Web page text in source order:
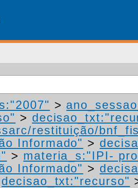
>
>
restituição/
Informado" >
> materia_s:"IPI-
Informado" >
decisao_txt:"recurso"